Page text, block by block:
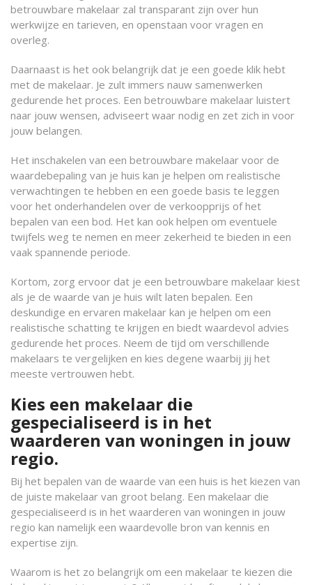
betrouwbare makelaar zal transparant zijn over hun
werkwijze en tarieven, en openstaan voor vragen en
overleg.
Daarnaast is het ook belangrijk dat je een goede klik hebt
met de makelaar. Je zult immers nauw samenwerken
gedurende het proces. Een betrouwbare makelaar luistert
naar jouw wensen, adviseert waar nodig en zet zich in voor
jouw belangen.
Het inschakelen van een betrouwbare makelaar voor de
waardebepaling van je huis kan je helpen om realistische
verwachtingen te hebben en een goede basis te leggen
voor het onderhandelen over de verkoopprijs of het
bepalen van een bod. Het kan ook helpen om eventuele
twijfels weg te nemen en meer zekerheid te bieden in een
vaak spannende periode.
Kortom, zorg ervoor dat je een betrouwbare makelaar kiest
als je de waarde van je huis wilt laten bepalen. Een
deskundige en ervaren makelaar kan je helpen om een
realistische schatting te krijgen en biedt waardevol advies
gedurende het proces. Neem de tijd om verschillende
makelaars te vergelijken en kies degene waarbij jij het
meeste vertrouwen hebt.
Kies een makelaar die
gespecialiseerd is in het
waarderen van woningen in jouw
regio.
Bij het bepalen van de waarde van een huis is het kiezen van
de juiste makelaar van groot belang. Een makelaar die
gespecialiseerd is in het waarderen van woningen in jouw
regio kan namelijk een waardevolle bron van kennis en
expertise zijn.
Waarom is het zo belangrijk om een makelaar te kiezen die